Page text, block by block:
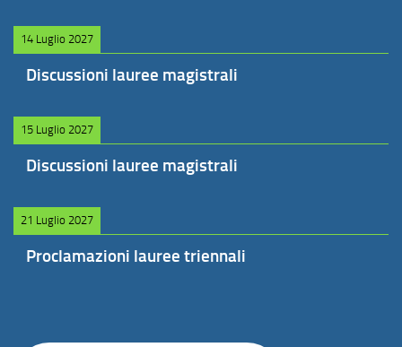
14 Luglio 2027
Discussioni lauree magistrali
15 Luglio 2027
Discussioni lauree magistrali
21 Luglio 2027
Proclamazioni lauree triennali